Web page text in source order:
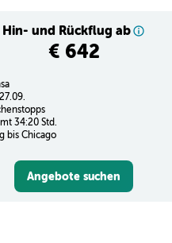
Hin- und Rückflug ab
€ 642
34:20 Std.
bis Chicago
Angebote suchen